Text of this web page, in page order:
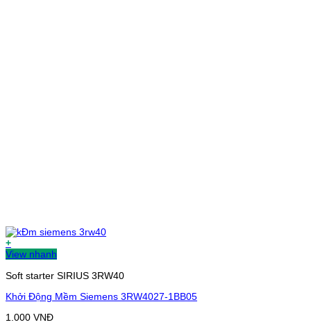
+
View nhanh
Soft starter SIRIUS 3RW40
Khởi Động Mềm Siemens 3RW4027-1BB05
1.000 VNĐ